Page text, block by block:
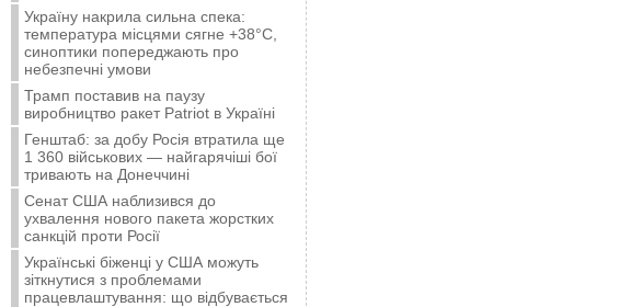
Україну накрила сильна спека:
температура місцями сягне +38°C,
синоптики попереджають про
небезпечні умови
Трамп поставив на паузу
виробництво ракет Patriot в Україні
Генштаб: за добу Росія втратила ще
1 360 військових — найгарячіші бої
тривають на Донеччині
Сенат США наблизився до
ухвалення нового пакета жорстких
санкцій проти Росії
Українські біженці у США можуть
зіткнутися з проблемами
працевлаштування: що відбувається